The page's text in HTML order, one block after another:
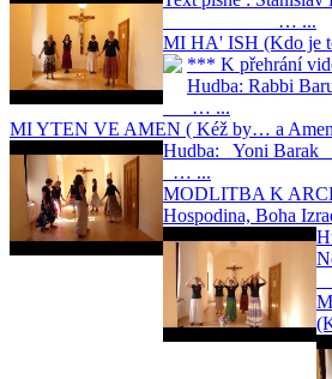
… ...
MI HA' ISH (Kdo je
*** K přehrání
Hudba:
… ...
MI YTEN VE AMEN ( Kéž by… a
Hudba:
… ...
MODLITBA K
Hospodina, Boha